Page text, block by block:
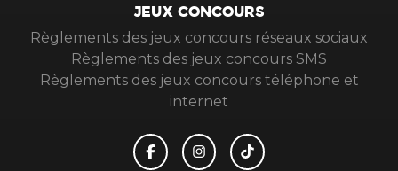
JEUX CONCOURS
Règlements des jeux concours réseaux sociaux
Règlements des jeux concours SMS
Règlements des jeux concours téléphone et
internet